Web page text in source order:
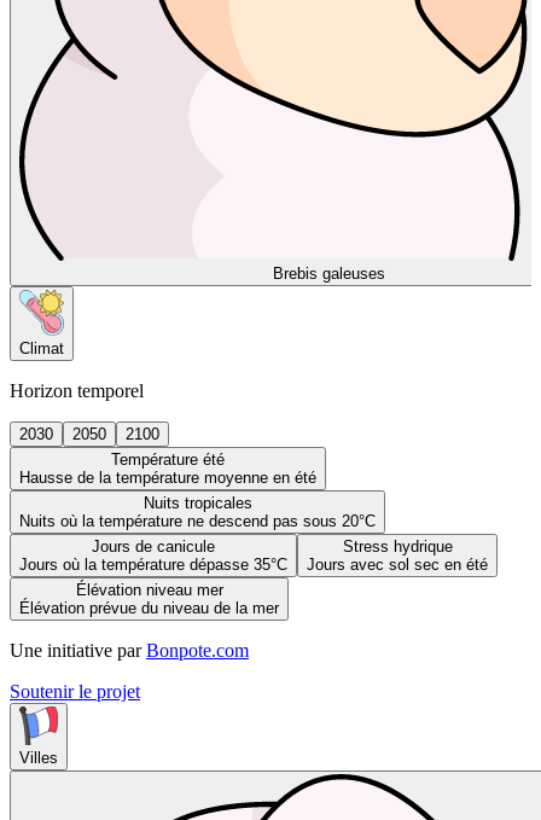
Brebis galeuses
Climat
Horizon temporel
2030 2050
2100
Température été
Hausse de la température moyenne en été
Nuits tropicales
Nuits où la température ne descend pas sous 20°C
Jours de canicule
Jours où la température dépasse 35°C
Stress hydrique
Jours avec sol sec en été
Élévation niveau mer
Élévation prévue du niveau de la mer
Une initiative par Bonpote.com
Soutenir le projet
Villes